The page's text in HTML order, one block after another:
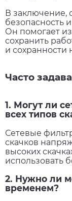
В заключение,
безопасность
Он помогает
сохранить
и сохранности
Часто
1. Могут ли
всех типов
Сетевые
скачков
высоких
использовать
2. Нужно ли
временем?